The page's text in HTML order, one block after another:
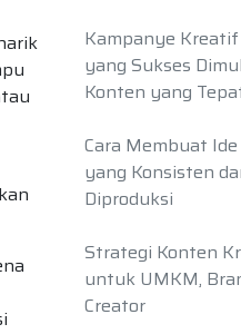
Kampanye
yang Sukses
Konten yang
Cara Membuat
yang Konsisten
Diproduksi
Strategi Konten
untuk UMKM,
Creator